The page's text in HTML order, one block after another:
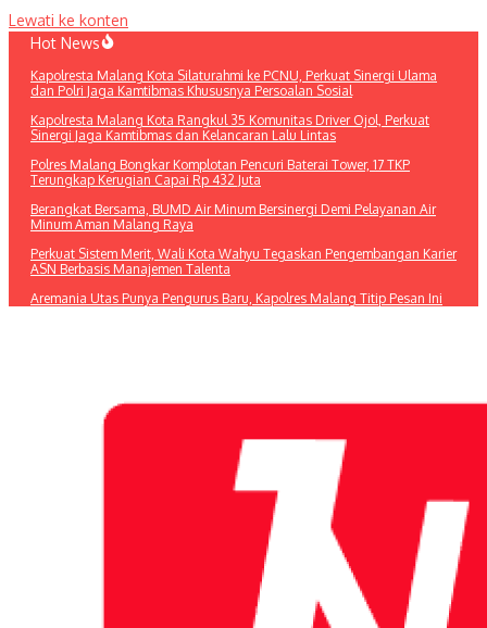
Lewati ke konten
Hot News
Kapolresta Malang Kota Silaturahmi ke PCNU, Perkuat Sinergi Ulama
dan Polri Jaga Kamtibmas Khususnya Persoalan Sosial
Kapolresta Malang Kota Rangkul 35 Komunitas Driver Ojol, Perkuat
Sinergi Jaga Kamtibmas dan Kelancaran Lalu Lintas
Polres Malang Bongkar Komplotan Pencuri Baterai Tower, 17 TKP
Terungkap Kerugian Capai Rp 432 Juta
Berangkat Bersama, BUMD Air Minum Bersinergi Demi Pelayanan Air
Minum Aman Malang Raya
Perkuat Sistem Merit, Wali Kota Wahyu Tegaskan Pengembangan Karier
ASN Berbasis Manajemen Talenta
Aremania Utas Punya Pengurus Baru, Kapolres Malang Titip Pesan Ini